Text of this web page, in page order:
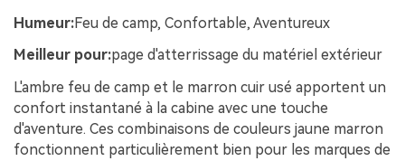
Humeur:Feu de camp, Confortable, Aventureux
Meilleur pour:page d'atterrissage du matériel extérieur
L'ambre feu de camp et le marron cuir usé apportent un
confort instantané à la cabine avec une touche
d'aventure. Ces combinaisons de couleurs jaune marron
fonctionnent particulièrement bien pour les marques de